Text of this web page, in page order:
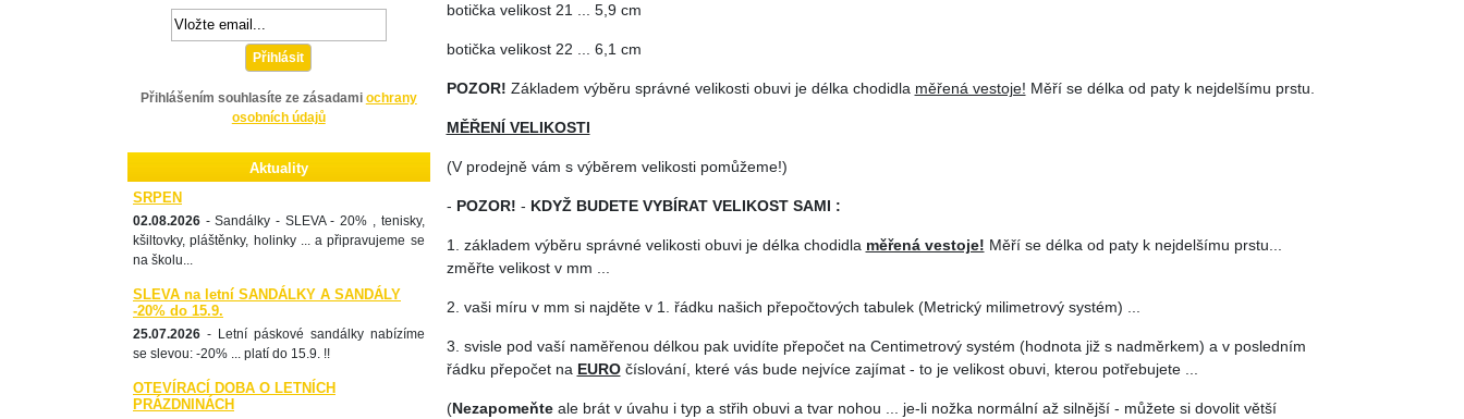
botička velikost 21 ... 5,9 cm
botička velikost 22 ... 6,1 cm
POZOR! Základem výběru správné velikosti obuvi je délka chodidla měřená vestoje! Měří se délka od paty k nejdelšímu prstu.
MĚŘENÍ VELIKOSTI
(V prodejně vám s výběrem velikosti pomůžeme!)
- POZOR! - KDYŽ BUDETE VYBÍRAT VELIKOST SAMI :
1. základem výběru správné velikosti obuvi je délka chodidla měřená vestoje! Měří se délka od paty k nejdelšímu prstu...
změřte velikost v mm ...
2. vaši míru v mm si najděte v 1. řádku našich přepočtových tabulek (Metrický milimetrový systém) ...
3. svisle pod vaší naměřenou délkou pak uvidíte přepočet na Centimetrový systém (hodnota již s nadměrkem) a v posledním
řádku přepočet na EUROčíslování, které vás bude nejvíce zajímat - to je velikost obuvi, kterou potřebujete ...
(Nezapomeňteale brát v úvahu i typ a střih obuvi a tvar nohou ... je-li nožka normální až silnější - můžete si dovolit větší
Přihlásit
Přihlášením souhlasíte ze zásadami ochrany
osobních údajů
Aktuality
SRPEN
02.08.2026 - Sandálky - SLEVA - 20% , tenisky,
kšiltovky, pláštěnky, holinky ... a připravujeme se
na školu...
SLEVA na letní SANDÁLKY A SANDÁLY
-20% do 15.9.
25.07.2026 - Letní páskové sandálky nabízíme
se slevou: -20% ... platí do 15.9. !!
OTEVÍRACÍ DOBA O LETNÍCH
PRÁZDNINÁCH